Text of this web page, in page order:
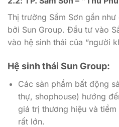
Thị trường Sầm Sơn gần
bởi Sun Group. Đầu tư vào
vào hệ sinh thái của “người
Hệ sinh thái Sun Group:
Các sản phẩm bất động
thự, shophouse) hướng
giá trị thương hiệu và
rất lớn.